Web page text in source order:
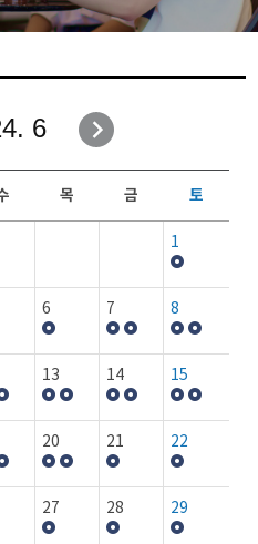
6
목 금 토
1
6 7 8
13 14 15
20 21 22
27 28 29